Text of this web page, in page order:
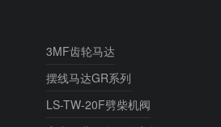
3MF齿轮马达
摆线马达GR系列
LS-TW-20F劈柴机阀